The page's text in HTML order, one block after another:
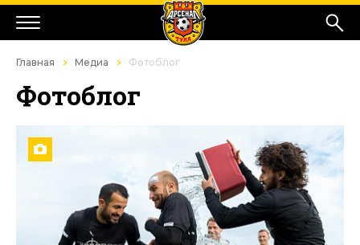
Главная Медиа Фотоблог
Фотоблог